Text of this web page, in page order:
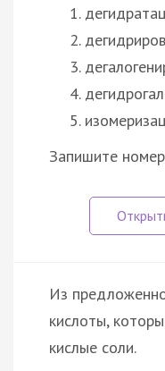
Запишите
Из
кислоты,
кислые соли.